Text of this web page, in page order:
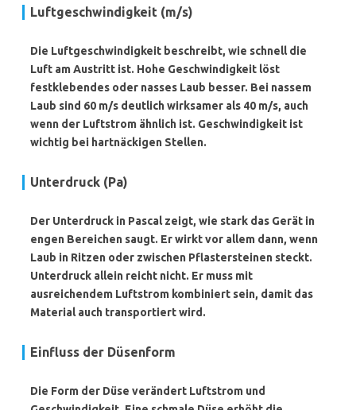
Luftgeschwindigkeit (m/s)
Die Luftgeschwindigkeit beschreibt, wie schnell die
Luft am Austritt ist. Hohe Geschwindigkeit löst
festklebendes oder nasses Laub besser. Bei nassem
Laub sind 60 m/s deutlich wirksamer als 40 m/s, auch
wenn der Luftstrom ähnlich ist. Geschwindigkeit ist
wichtig bei hartnäckigen Stellen.
Unterdruck (Pa)
Der Unterdruck in Pascal zeigt, wie stark das Gerät in
engen Bereichen saugt. Er wirkt vor allem dann, wenn
Laub in Ritzen oder zwischen Pflastersteinen steckt.
Unterdruck allein reicht nicht. Er muss mit
ausreichendem Luftstrom kombiniert sein, damit das
Material auch transportiert wird.
Einfluss der Düsenform
Die Form der Düse verändert Luftstrom und